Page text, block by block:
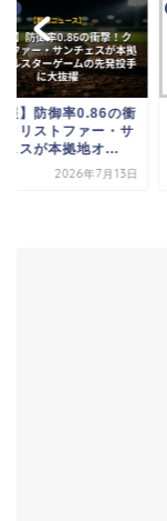
報】防御率0.86の衝
クリストファー・サ
ェスが本拠地オ...
2026年7月13日